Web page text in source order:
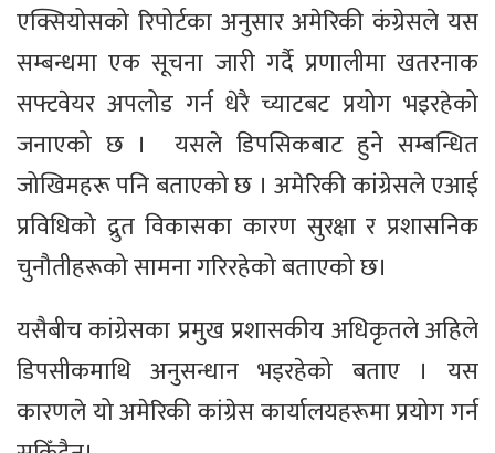
एक्सियोसको रिपोर्टका अनुसार अमेरिकी कंग्रेसले यस
सम्बन्धमा एक सूचना जारी गर्दै प्रणालीमा खतरनाक
सफ्टवेयर अपलोड गर्न धेरै च्याटबट प्रयोग भइरहेको
जनाएको छ । यसले डिपसिकबाट हुने सम्बन्धित
जोखिमहरू पनि बताएको छ । अमेरिकी कांग्रेसले एआई
प्रविधिको द्रुत विकासका कारण सुरक्षा र प्रशासनिक
चुनौतीहरूको सामना गरिरहेको बताएको छ।
यसैबीच कांग्रेसका प्रमुख प्रशासकीय अधिकृतले अहिले
डिपसीकमाथि अनुसन्धान भइरहेको बताए । यस
कारणले यो अमेरिकी कांग्रेस कार्यालयहरूमा प्रयोग गर्न